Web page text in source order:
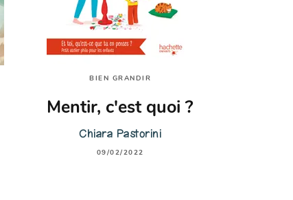
BIEN GRANDIR
Mentir, c'est quoi ?
Chiara Pastorini
09/02/2022